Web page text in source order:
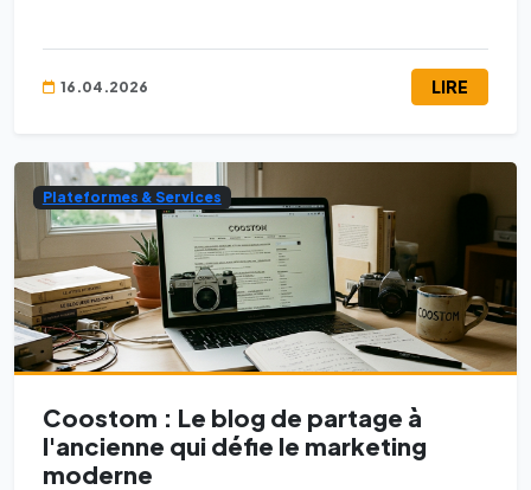
16.04.2026 LIRE
Plateformes & Services
Coostom : Le blog de partage à
l'ancienne qui défie le marketing
moderne